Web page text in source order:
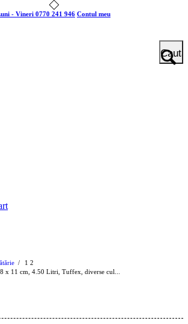
- Vineri 0770 241 946 Contul meu
1 2
/
x 11 cm, 4.50 Litri, Tuffex, diverse cul...